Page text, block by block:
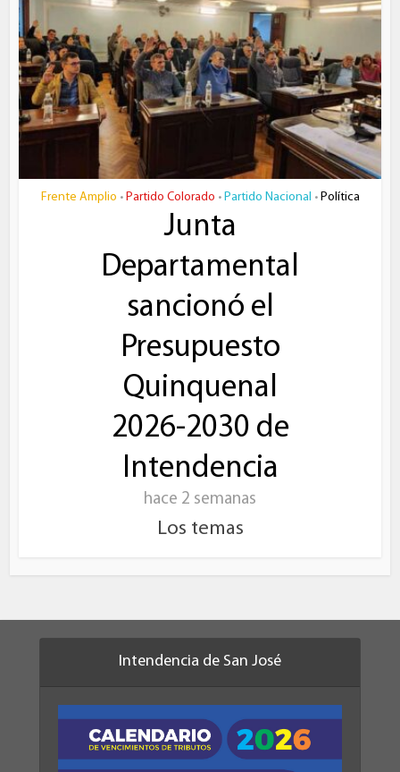
Frente Amplio • Partido Colorado • Partido Nacional • Política
Junta
Departamental
sancionó el
Presupuesto
Quinquenal
2026-2030 de
Intendencia
hace 2 semanas
Los temas
Intendencia de San José